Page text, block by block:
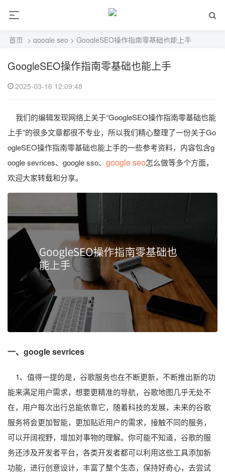
首页 > google seo > GoogleSEO操作指南零基础也能上手
GoogleSEO操作指南零基础也能上手
2025-03-16 12:09:48
我们的编辑发现网络上关于“GoogleSEO操作指南零基础也能
上手”的很多文章都很不专业，所以我们精心整理了一份关于Go
ogleSEO操作指南零基础也能上手的一些参考资料，内容包含g
oogle sevrices、google sso、 google seo怎么做等多个方面，
欢迎大家转载和分享。
一、google sevrices
1、值得一提的是，谷歌服务也在不断更新，不断推出新的功
能来满足用户需求，想要更精准的导航，谷歌地图几乎无处不
在，用户每次出行总能依靠它，随着科技的发展，未来的谷歌
服务将会更加智能，更加贴近用户的需求，接触不同的服务，
可以开阔视野，增加对事物的理解。你可能不知道，谷歌的服
务还涉及开发者平台，各类开发者都可以利用这些工具添加新
功能，进行创意设计，丰富了整个生态，保持好奇心，去尝试